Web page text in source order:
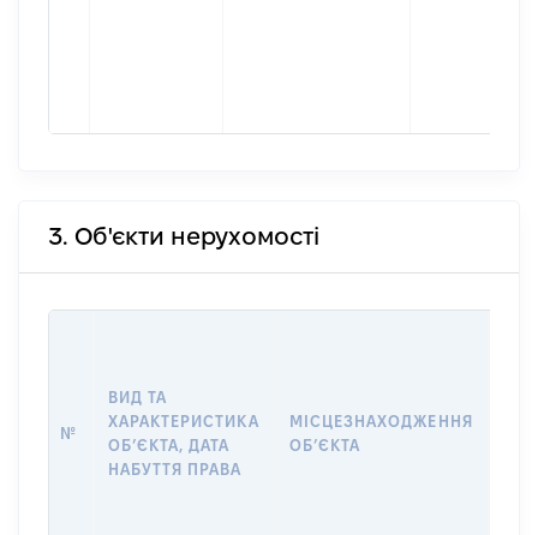
3. Об'єкти нерухомості
№
ВИД ТА
ХАРАКТЕРИСТИКА
ОБʼЄКТА, ДАТА
НАБУТТЯ ПРАВА
МІСЦЕЗНАХОДЖЕННЯ
ОБʼЄКТА